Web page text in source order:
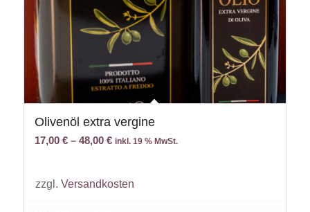
Olivenöl extra vergine
17,00 €– 48,00 € inkl. 19 % MwSt.
zzgl. Versandkosten